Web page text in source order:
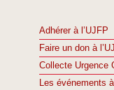
Adhérer à l’UJFP
Faire un don à
Collecte Urgence
Les événements